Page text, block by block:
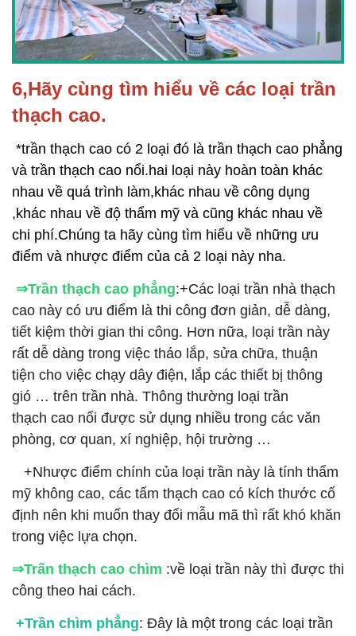
6,Hãy cùng tìm hiểu về các loại trần
thạch cao.
*trần thạch cao có 2 loại đó là trần thạch cao phẳng
và trần thạch cao nổi.hai loại này hoàn toàn khác
nhau về quá trình làm,khác nhau về công dụng
,khác nhau về độ thẩm mỹ và cũng khác nhau về
chi phí.Chúng ta hãy cùng tìm hiểu về những ưu
điểm và nhược điểm của cả 2 loại này nha.
⇒Trần thạch cao phẳng:+Các loại trần nhà thạch
cao này có ưu điểm là thi công đơn giản, dễ dàng,
tiết kiệm thời gian thi công. Hơn nữa, loại trần này
rất dễ dàng trong việc tháo lắp, sửa chữa, thuận
tiện cho việc chạy dây điện, lắp các thiết bị thông
gió … trên trần nhà. Thông thường loại trần
thạch cao nổi được sử dụng nhiều trong các văn
phòng, cơ quan, xí nghiệp, hội trường …
+Nhược điểm chính của loại trần này là tính thẩm
mỹ không cao, các tấm thạch cao có kích thước cố
định nên khi muốn thay đổi mẫu mã thì rất khó khăn
trong việc lựa chọn.
⇒Trấn thạch cao chìm :về loại trần này thì được thi
công theo hai cách.
+Trần chìm phẳng: Đây là một trong các loại trần